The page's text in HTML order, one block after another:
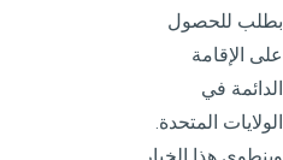
بطلب للحصول
على الإقامة
الدائمة في
الولايات المتحدة.